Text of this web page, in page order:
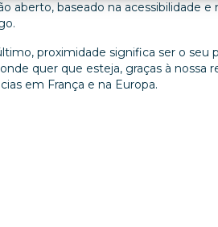
aberto, baseado na acessibilidade e
proximidade significa ser o seu
quer que esteja, graças à nossa
em França e na Europa.